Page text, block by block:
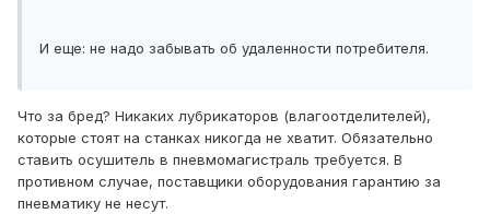
И еще: не надо забывать об удаленности потребителя.
Что за бред? Никаких лубрикаторов (влагоотделителей),
которые стоят на станках никогда не хватит. Обязательно
ставить осушитель в пневмомагистраль требуется. В
противном случае, поставщики оборудования гарантию за
пневматику не несут.